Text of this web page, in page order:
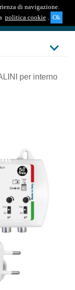
di navigazione.
politica cookie .
per interno